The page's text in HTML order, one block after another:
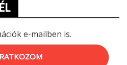
e-mailben is.